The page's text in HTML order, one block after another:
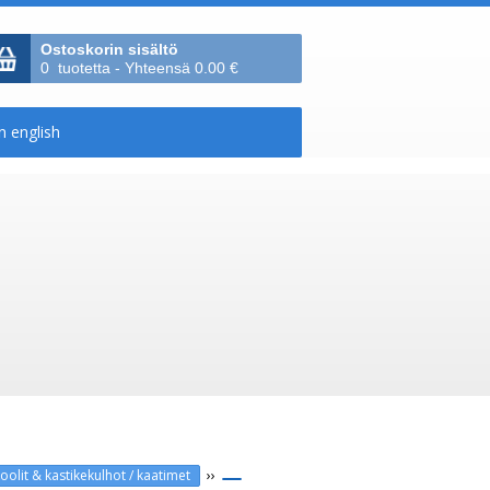
Ostoskorin sisältö
0 tuotetta - Yhteensä 0.00 €
& kastikekulhot / kaatimet ››